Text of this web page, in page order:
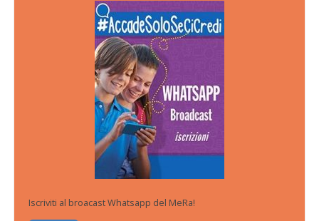
Iscriviti al broacast Whatsapp del MeRa!